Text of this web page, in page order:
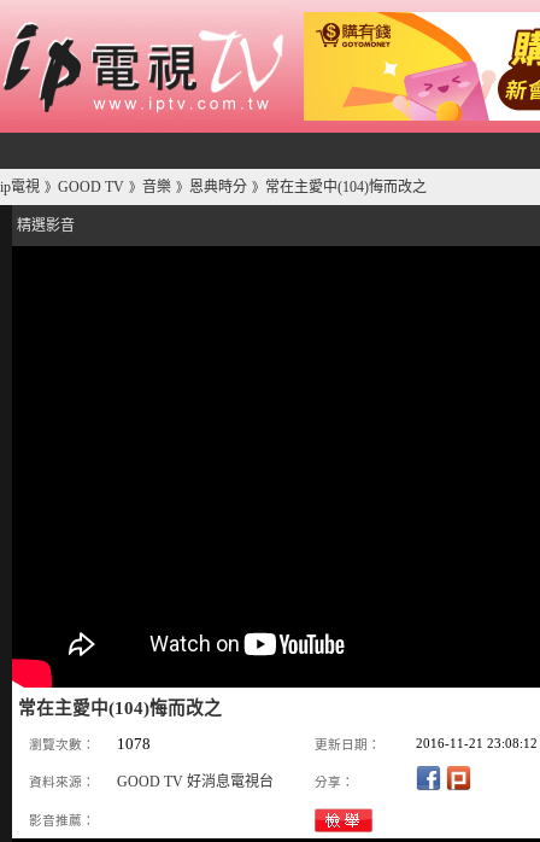
ip電視 》 GOOD TV 》 音樂 》 恩典時分 》 常在主愛中(104)悔而改之
精選影音
常在主愛中(104)悔而改之
瀏覽次數： 1078 更新日期： 2016-11-21 23:08:12
資料來源： GOOD TV 好消息電視台 分享：
影音推薦：